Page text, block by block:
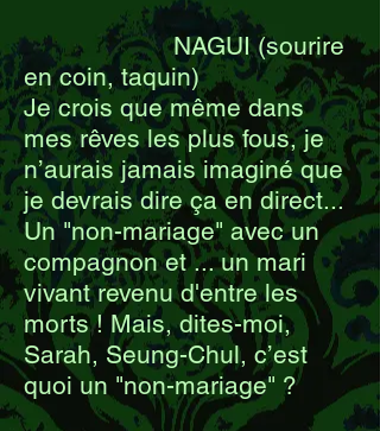
NAGUI (sourire
en coin, taquin)
Je crois que même dans
mes rêves les plus fous, je
n’aurais jamais imaginé que
je devrais dire ça en direct...
Un "non-mariage" avec un
compagnon et ... un mari
vivant revenu d'entre les
morts ! Mais, dites-moi,
Sarah, Seung-Chul, c’est
quoi un "non-mariage" ?